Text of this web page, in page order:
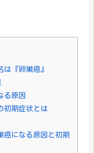
『卵巣癌』
る原因
初期症状とは
癌になる原因と初期